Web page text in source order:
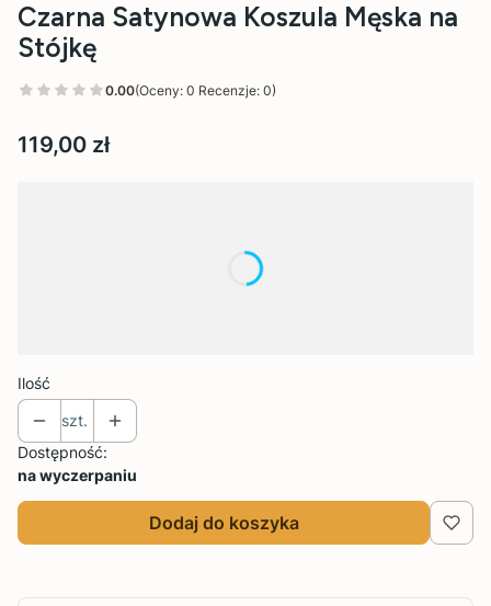
Czarna Satynowa Koszula Męska na
Stójkę
0.00(Oceny: 0 Recenzje: 0)
Cena
119,00 zł
Ilość
szt.
Dostępność:
na wyczerpaniu
Dodaj do koszyka